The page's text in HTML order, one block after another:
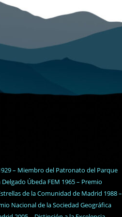
– Miembro del Patronato del Parque
Úbeda FEM 1965 – Premio
de la Comunidad de Madrid 1988 –
Nacional de la Sociedad Geográfica